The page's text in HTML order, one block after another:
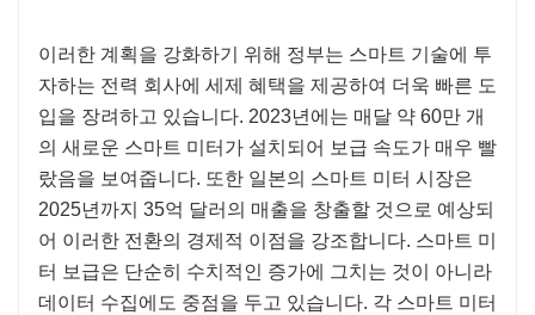
이러한 계획을 강화하기 위해 정부는 스마트 기술에 투
자하는 전력 회사에 세제 혜택을 제공하여 더욱 빠른 도
입을 장려하고 있습니다. 2023년에는 매달 약 60만 개
의 새로운 스마트 미터가 설치되어 보급 속도가 매우 빨
랐음을 보여줍니다. 또한 일본의 스마트 미터 시장은
2025년까지 35억 달러의 매출을 창출할 것으로 예상되
어 이러한 전환의 경제적 이점을 강조합니다. 스마트 미
터 보급은 단순히 수치적인 증가에 그치는 것이 아니라
데이터 수집에도 중점을 두고 있습니다. 각 스마트 미터